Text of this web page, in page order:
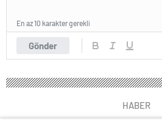
Gönder
En az 10 karakter gerekli
HABER